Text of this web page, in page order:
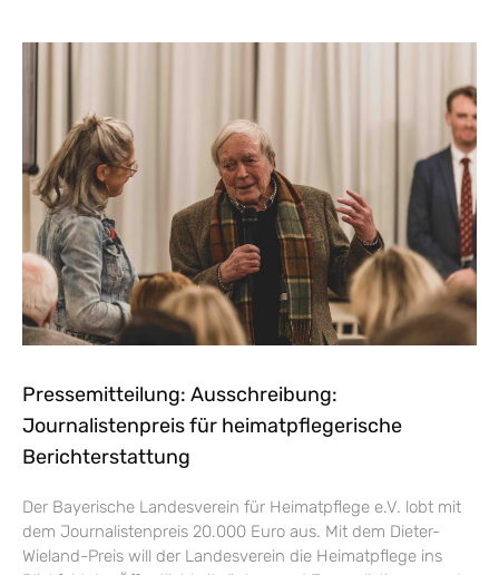
Pressemitteilung: Ausschreibung:
Journalistenpreis für heimatpflegerische
Berichterstattung
Der Bayerische Landesverein für Heimatpflege e.V. lobt mit
dem Journalistenpreis 20.000 Euro aus. Mit dem Dieter-
Wieland-Preis will der Landesverein die Heimatpflege ins